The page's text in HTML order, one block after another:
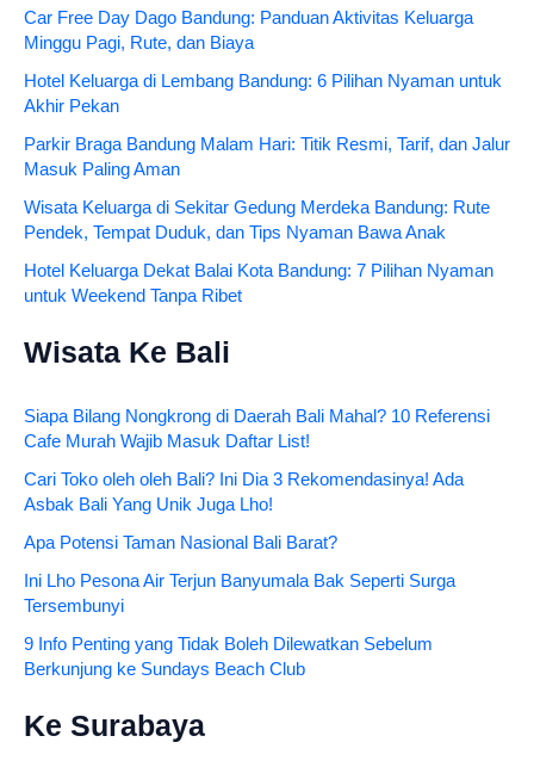
Car Free Day Dago Bandung: Panduan Aktivitas Keluarga
Minggu Pagi, Rute, dan Biaya
Hotel Keluarga di Lembang Bandung: 6 Pilihan Nyaman untuk
Akhir Pekan
Parkir Braga Bandung Malam Hari: Titik Resmi, Tarif, dan Jalur
Masuk Paling Aman
Wisata Keluarga di Sekitar Gedung Merdeka Bandung: Rute
Pendek, Tempat Duduk, dan Tips Nyaman Bawa Anak
Hotel Keluarga Dekat Balai Kota Bandung: 7 Pilihan Nyaman
untuk Weekend Tanpa Ribet
Wisata Ke Bali
Siapa Bilang Nongkrong di Daerah Bali Mahal? 10 Referensi
Cafe Murah Wajib Masuk Daftar List!
Cari Toko oleh oleh Bali? Ini Dia 3 Rekomendasinya! Ada
Asbak Bali Yang Unik Juga Lho!
Apa Potensi Taman Nasional Bali Barat?
Ini Lho Pesona Air Terjun Banyumala Bak Seperti Surga
Tersembunyi
9 Info Penting yang Tidak Boleh Dilewatkan Sebelum
Berkunjung ke Sundays Beach Club
Ke Surabaya